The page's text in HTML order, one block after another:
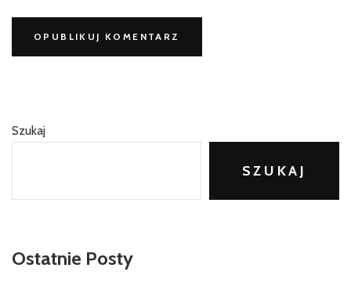
Szukaj
SZUKAJ
Ostatnie Posty